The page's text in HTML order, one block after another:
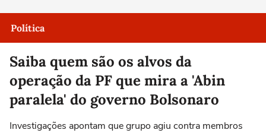
Política
Saiba quem são os alvos da
operação da PF que mira a 'Abin
paralela' do governo Bolsonaro
Investigações apontam que grupo agiu contra membros